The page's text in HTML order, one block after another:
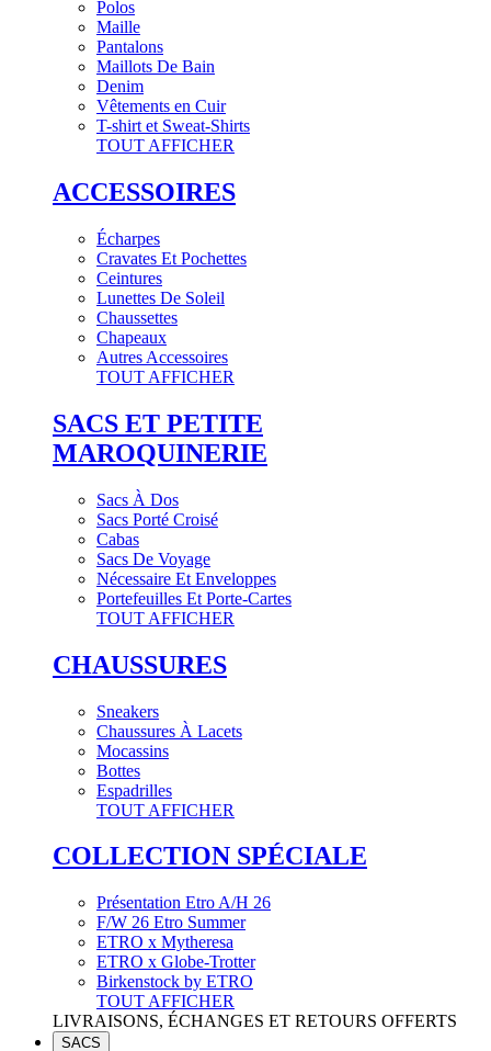
Polos
Maille
Pantalons
Maillots De Bain
Denim
Vêtements en Cuir
T-shirt et Sweat-Shirts
TOUT AFFICHER
ACCESSOIRES
Écharpes
Cravates Et Pochettes
Ceintures
Lunettes De Soleil
Chaussettes
Chapeaux
Autres Accessoires
TOUT AFFICHER
SACS ET PETITE
MAROQUINERIE
Sacs À Dos
Sacs Porté Croisé
Cabas
Sacs De Voyage
Nécessaire Et Enveloppes
Portefeuilles Et Porte-Cartes
TOUT AFFICHER
CHAUSSURES
Sneakers
Chaussures À Lacets
Mocassins
Bottes
Espadrilles
TOUT AFFICHER
COLLECTION SPÉCIALE
Présentation Etro A/H 26
F/W 26 Etro Summer
ETRO x Mytheresa
ETRO x Globe-Trotter
Birkenstock by ETRO
TOUT AFFICHER
LIVRAISONS, ÉCHANGES ET RETOURS OFFERTS
SACS